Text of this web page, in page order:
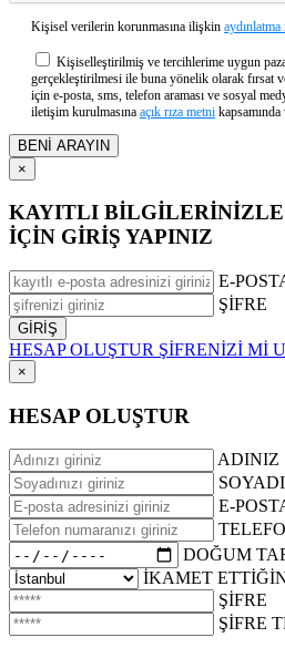
Kişisel verilerin korunmasına ilişkin aydınlatma
Kişiselleştirilmiş ve tercihlerime uygun
gerçekleştirilmesi ile buna yönelik olarak fırsat
için e-posta, sms, telefon araması ve sosyal
iletişim kurulmasına açık rıza metni
×
KAYITLI
İÇİN GİRİŞ YAPINIZ
E-
ŞİFRE
HESAP OLUŞTUR ŞİFRENİZİ Mİ
×
HESAP OLUŞTUR
ADINIZ
E-
DOĞUM
İKAMET
ŞİFRE
ŞİFRE